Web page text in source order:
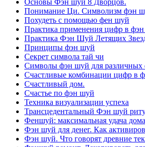
Основы Фэн шуй 8 Дворцов.
Понимание Ци. Символизм фэн
Похудеть с помощью фен шуй
Практика применения цифр в
Практика Фэн Шуй Летящих
Принципы фэн шуй
Секрет символа тай чи
Символы фэн шуй для различных
Счастливые комбинации цифр в
Счастливый дом.
Счастье по фэн шуй
Техника визуализации успеха
Трансцедентальный Фэн шуй
Феншуй: максимальная удача
Фэн шуй для денег. Как
Фэн шуй. Что говорят древние